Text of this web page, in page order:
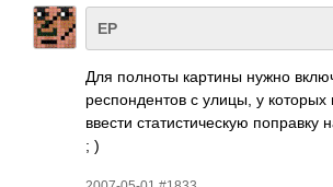
ЕР
Для полноты картины нужно
респ­онде­нтов с улицы, у которых
ввеcти стат­исти­ческую попр­авку
; )